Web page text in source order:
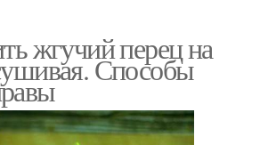
жгучий перец на
Способы